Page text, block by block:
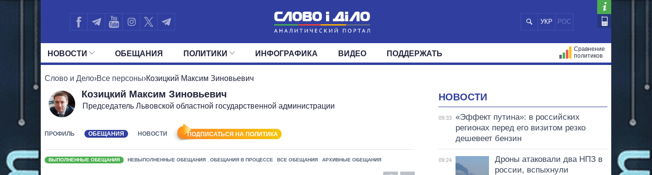
УКР РОС
НОВОСТИ
ЛЕНТА СОБЫТИЯ
ОБЕЩАНИЯ ПОЛИТИКИ
ВСЕ ПОЛИТИКИ ПРЕЗИДЕНТ И ОФИС ВЕРХОВНАЯ РАДА
ИНФОГРАФИКА ВИДЕО ПОДДЕРЖАТЬ
Сравнение
политиков
Слово и Дело›Все персоны›Козицкий Максим Зиновьевич
Козицкий Максим Зиновьевич
Председатель Львовской областной государственной администрации
ПРОФИЛЬ ОБЕЩАНИЯ НОВОСТИ ПОДПИСАТЬСЯ НА ПОЛИТИКА
ВЫПОЛНЕННЫЕ ОБЕЩАНИЯ НЕВЫПОЛНЕННЫЕ ОБЕЩАНИЯ ОБЕЩАНИЯ В ПРОЦЕССЕ ВСЕ ОБЕЩАНИЯ АРХИВНЫЕ ОБЕЩАНИЯ
НОВОСТИ
09:33
«Эффект путина»: в российских
регионах перед его визитом резко
дешевеет бензин
09:24
Дроны атаковали два НПЗ в
россии, вспыхнули